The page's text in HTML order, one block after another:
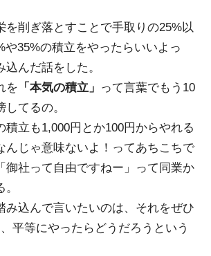
を削ぎ落とすことで手取りの25%以
や35%の積立をやったらいいよっ
んだ話をした。
を 「本気の積立」 って言葉でもう10
てるの。
積立も1,000円とか100円からやれる
んじゃ意味ないよ！ってあちこちで
御社って自由ですねー」って同業か
み込んで言いたいのは、それをぜひ
平等にやったらどうだろうという